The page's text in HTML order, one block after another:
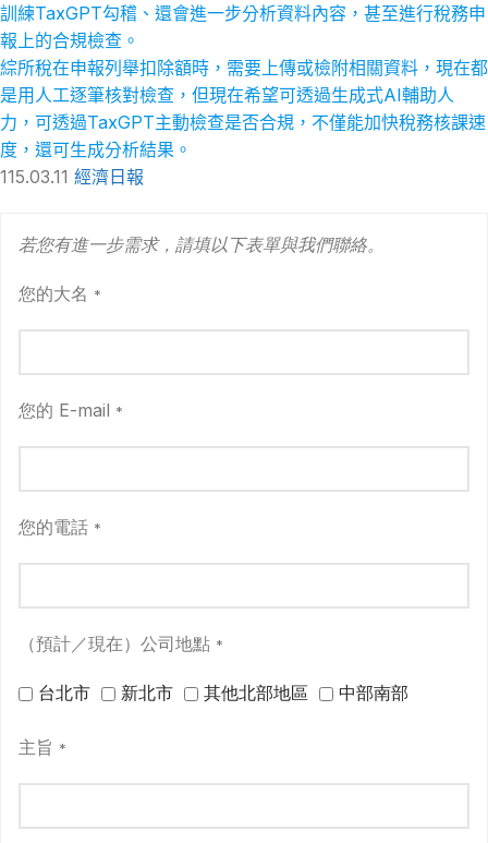
訓練TaxGPT勾稽、還會進一步分析資料內容，甚至進行稅務申
報上的合規檢查。
綜所稅在申報列舉扣除額時，需要上傳或檢附相關資料，現在都
是用人工逐筆核對檢查，但現在希望可透過生成式AI輔助人
力，可透過TaxGPT主動檢查是否合規，不僅能加快稅務核課速
度，還可生成分析結果。
115.03.11 經濟日報
若您有進一步需求，請填以下表單與我們聯絡。
您的大名 *
您的 E-mail *
您的電話 *
（預計／現在）公司地點 *
台北市 新北市 其他北部地區 中部南部
主旨 *